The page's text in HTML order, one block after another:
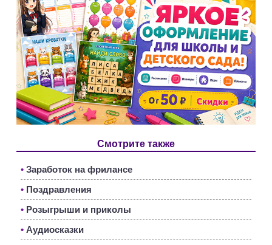
Смотрите также
• Заработок на фрилансе
• Поздравления
• Розыгрыши и приколы
• Аудиосказки